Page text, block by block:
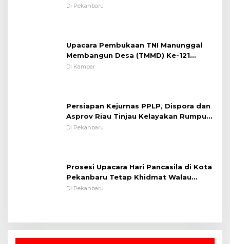
Pesan Edukasi Kamtibmas &
Di Pekanbaru
Upacara Pembukaan TNI Manunggal
Membangun Desa (TMMD) Ke-121
Kodim 0313/KPR Tahun 2024) ?
Di Kampar
Persiapan Kejurnas PPLP, Dispora dan
Asprov Riau Tinjau Kelayakan Rumput
Lapangan Sepakbola
Di Pekanbaru
Prosesi Upacara Hari Pancasila di Kota
Pekanbaru Tetap Khidmat Walau
Dalam Ruangan
Di Pekanbaru